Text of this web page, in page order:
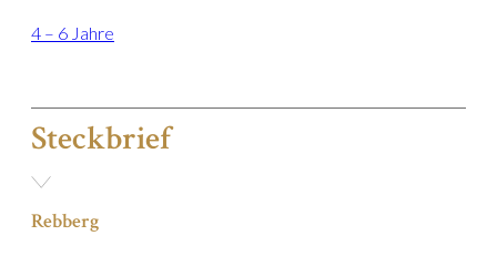
4 – 6 Jahre
Steckbrief
Rebberg